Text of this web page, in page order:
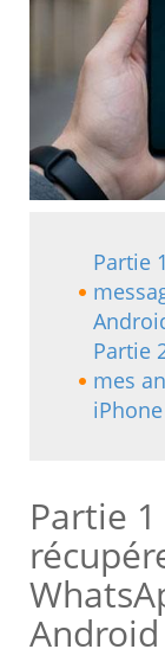
Partie
Partie
mes
Partie
Android